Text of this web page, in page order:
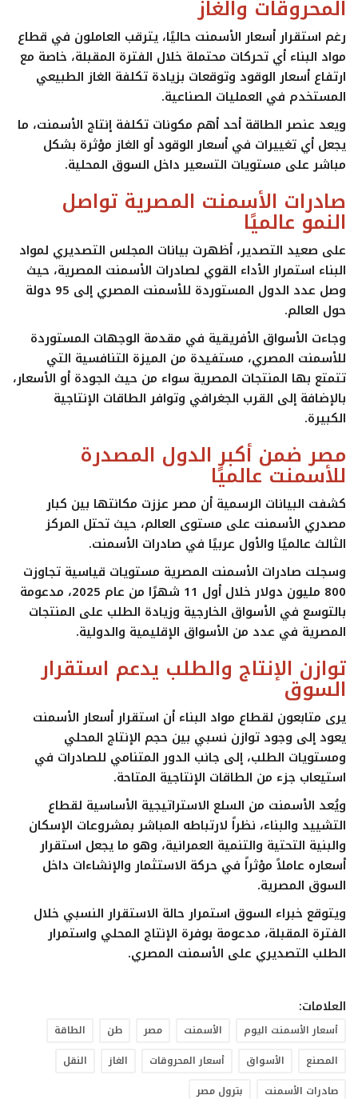
المحروقات والغاز
رغم استقرار أسعار الأسمنت حاليًا، يترقب العاملون في قطاع
مواد البناء أي تحركات محتملة خلال الفترة المقبلة، خاصة مع
ارتفاع أسعار الوقود وتوقعات بزيادة تكلفة الغاز الطبيعي
المستخدم في العمليات الصناعية.
ويعد عنصر الطاقة أحد أهم مكونات تكلفة إنتاج الأسمنت، ما
يجعل أي تغييرات في أسعار الوقود أو الغاز مؤثرة بشكل
مباشر على مستويات التسعير داخل السوق المحلية.
صادرات الأسمنت المصرية تواصل
النمو عالميًا
على صعيد التصدير، أظهرت بيانات المجلس التصديري لمواد
البناء استمرار الأداء القوي لصادرات الأسمنت المصرية، حيث
وصل عدد الدول المستوردة للأسمنت المصري إلى 95 دولة
حول العالم.
وجاءت الأسواق الأفريقية في مقدمة الوجهات المستوردة
للأسمنت المصري، مستفيدة من الميزة التنافسية التي
تتمتع بها المنتجات المصرية سواء من حيث الجودة أو الأسعار،
بالإضافة إلى القرب الجغرافي وتوافر الطاقات الإنتاجية
الكبيرة.
مصر ضمن أكبر الدول المصدرة
للأسمنت عالميًا
كشفت البيانات الرسمية أن مصر عززت مكانتها بين كبار
مصدري الأسمنت على مستوى العالم، حيث تحتل المركز
الثالث عالميًا والأول عربيًا في صادرات الأسمنت.
وسجلت صادرات الأسمنت المصرية مستويات قياسية تجاوزت
800 مليون دولار خلال أول 11 شهرًا من عام 2025، مدعومة
بالتوسع في الأسواق الخارجية وزيادة الطلب على المنتجات
المصرية في عدد من الأسواق الإقليمية والدولية.
توازن الإنتاج والطلب يدعم استقرار
السوق
يرى متابعون لقطاع مواد البناء أن استقرار أسعار الأسمنت
يعود إلى وجود توازن نسبي بين حجم الإنتاج المحلي
ومستويات الطلب، إلى جانب الدور المتنامي للصادرات في
استيعاب جزء من الطاقات الإنتاجية المتاحة.
ويُعد الأسمنت من السلع الاستراتيجية الأساسية لقطاع
التشييد والبناء، نظراً لارتباطه المباشر بمشروعات الإسكان
والبنية التحتية والتنمية العمرانية، وهو ما يجعل استقرار
أسعاره عاملاً مؤثراً في حركة الاستثمار والإنشاءات داخل
السوق المصرية.
ويتوقع خبراء السوق استمرار حالة الاستقرار النسبي خلال
الفترة المقبلة، مدعومة بوفرة الإنتاج المحلي واستمرار
الطلب التصديري على الأسمنت المصري.
العلامات:
أسعار الأسمنت اليوم الأسمنت مصر طن
الطاقة
المصنع
الأسواق أسعار المحروقات الغاز
النقل
صادرات الأسمنت
بترول مصر